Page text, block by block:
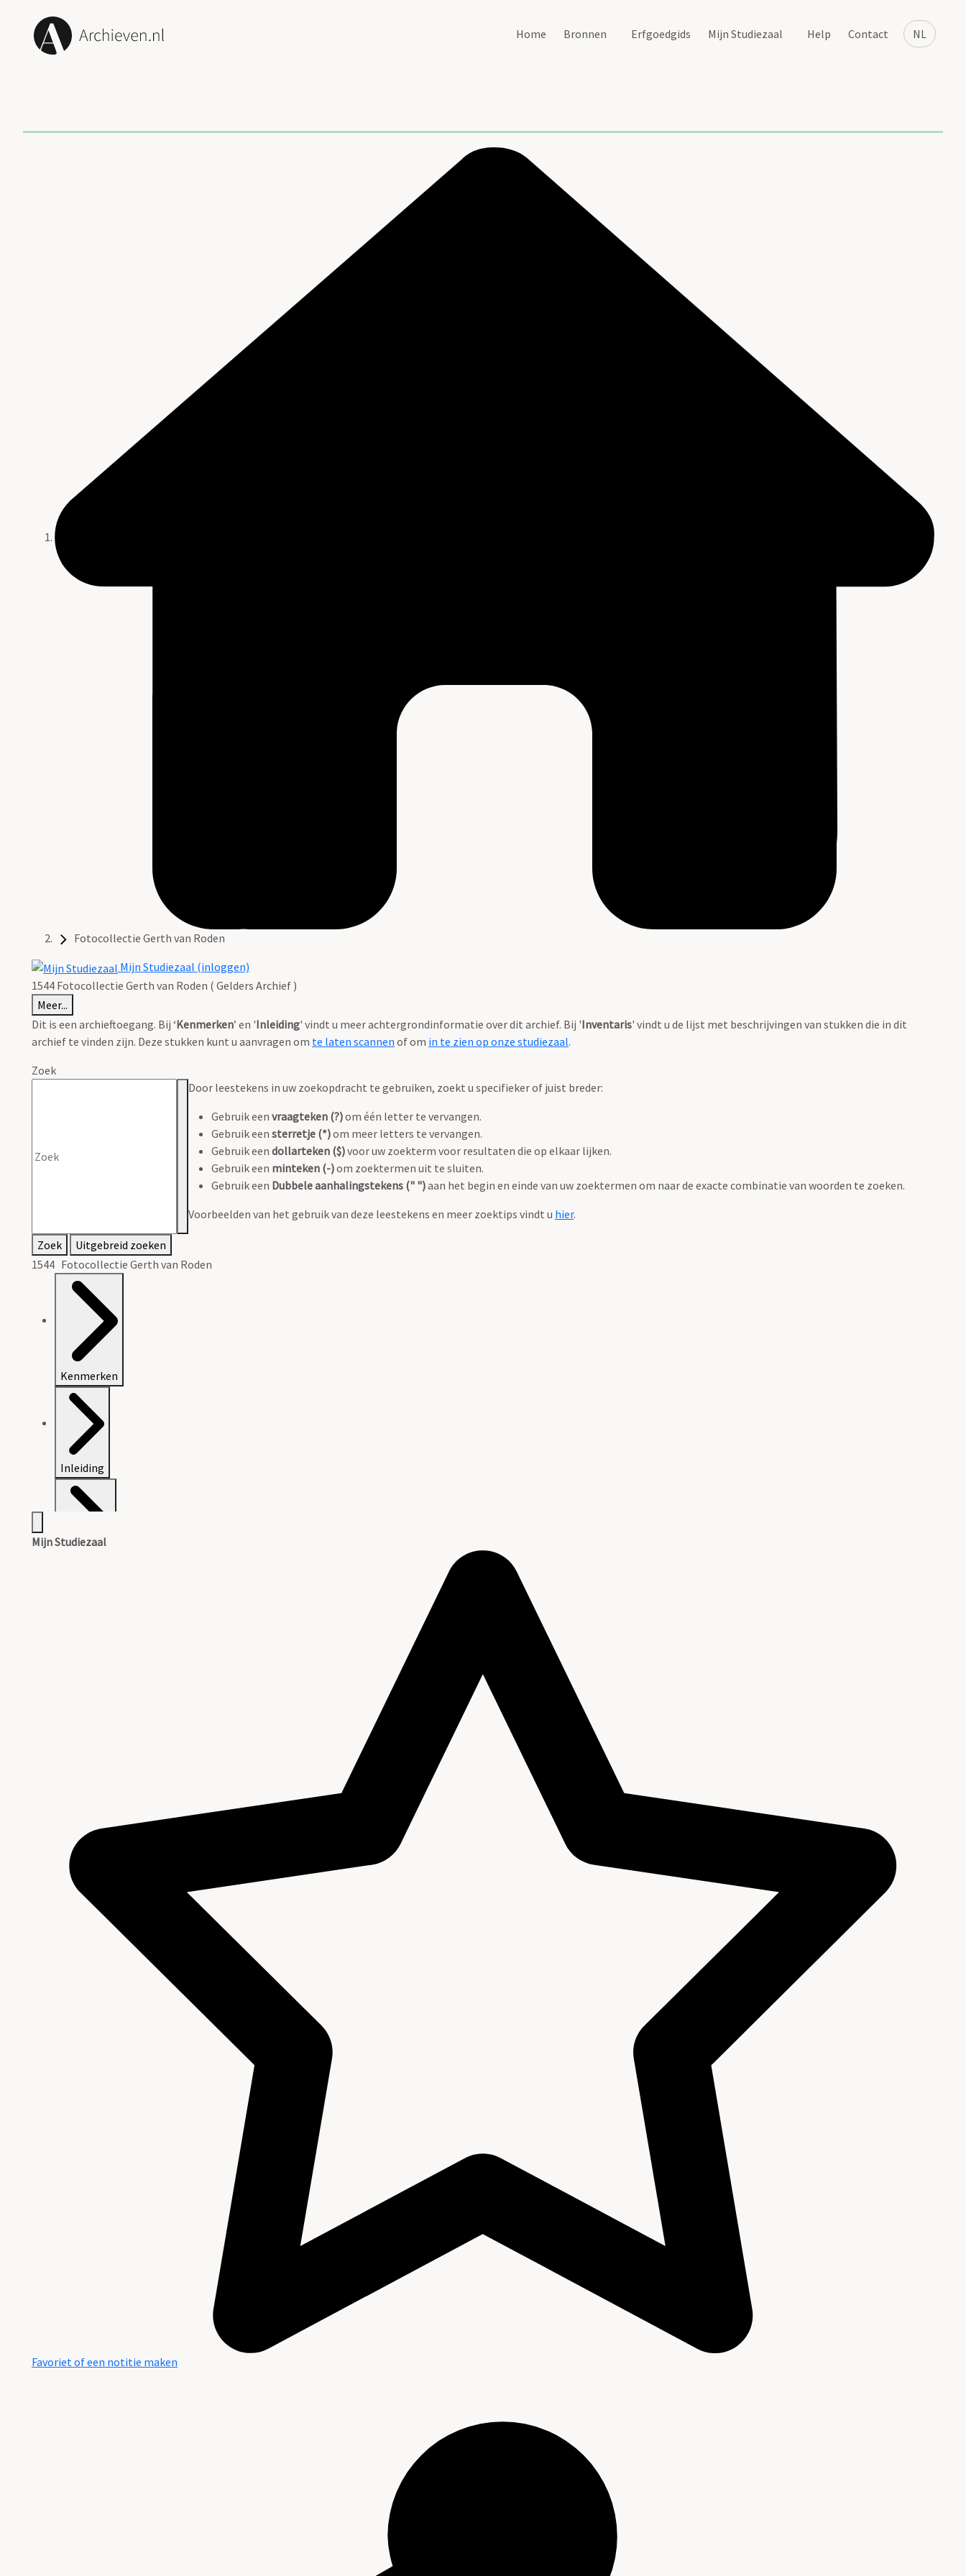
NL
Home Bronnen Erfgoedgids Mijn Studiezaal Help Contact
Fotocollectie Gerth van Roden
Mijn Studiezaal (inloggen)
1544 Fotocollectie Gerth van Roden ( Gelders Archief )
Meer...
Dit is een archieftoegang. Bij ‘Kenmerken’ en 'Inleiding' vindt u meer achtergrondinformatie over dit archief. Bij 'Inventaris' vindt u de lijst met beschrijvingen van stukken die in dit
archief te vinden zijn. Deze stukken kunt u aanvragen om te laten scannen of om in te zien op onze studiezaal.
Zoek
Door leestekens in uw zoekopdracht te gebruiken, zoekt u specifieker of juist breder:
Gebruik een vraagteken (?)om één letter te vervangen.
Gebruik een sterretje (*)om meer letters te vervangen.
Gebruik een dollarteken ($)voor uw zoekterm voor resultaten die op elkaar lijken.
Gebruik een minteken (-)om zoektermen uit te sluiten.
Gebruik een Dubbele aanhalingstekens (" ")aan het begin en einde van uw zoektermen om naar de exacte combinatie van woorden te zoeken.
Voorbeelden van het gebruik van deze leestekens en meer zoektips vindt u hier.
Zoek
Uitgebreid zoeken
1544 Fotocollectie Gerth van Roden
Kenmerken
Inleiding
Mijn Studiezaal
Favoriet of een notitie maken